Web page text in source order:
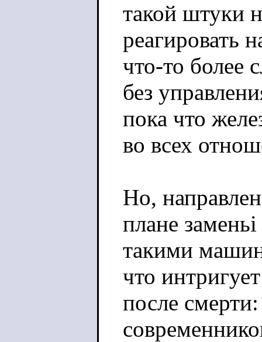
такой штуки
реагировать
что-то более
без
пока что
во всех
Но,
плане
такими
что
после